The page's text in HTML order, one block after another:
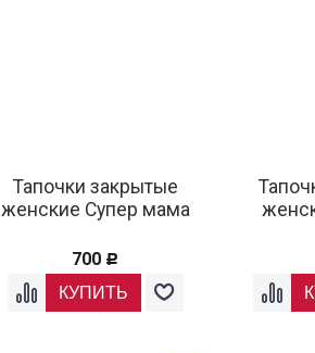
Тапочки закрытые
женские Супер мама
700 Р